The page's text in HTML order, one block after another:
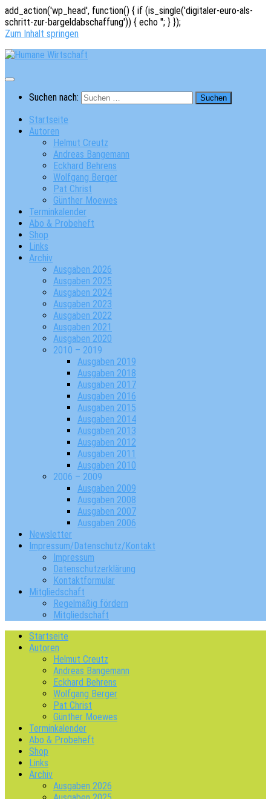
add_action('wp_head', function() { if (is_single('digitaler-euro-als-
schritt-zur-bargeldabschaffung')) { echo ''; } });
Zum Inhalt springen
Suchen nach:
Startseite
Autoren
Helmut Creutz
Andreas Bangemann
Eckhard Behrens
Wolfgang Berger
Pat Christ
Günther Moewes
Terminkalender
Abo & Probeheft
Shop
Links
Archiv
Ausgaben 2026
Ausgaben 2025
Ausgaben 2024
Ausgaben 2023
Ausgaben 2022
Ausgaben 2021
Ausgaben 2020
2010 – 2019
Ausgaben 2019
Ausgaben 2018
Ausgaben 2017
Ausgaben 2016
Ausgaben 2015
Ausgaben 2014
Ausgaben 2013
Ausgaben 2012
Ausgaben 2011
Ausgaben 2010
2006 – 2009
Ausgaben 2009
Ausgaben 2008
Ausgaben 2007
Ausgaben 2006
Newsletter
Impressum/Datenschutz/Kontakt
Impressum
Datenschutzerklärung
Kontaktformular
Mitgliedschaft
Regelmäßig fördern
Mitgliedschaft
Startseite
Autoren
Helmut Creutz
Andreas Bangemann
Eckhard Behrens
Wolfgang Berger
Pat Christ
Günther Moewes
Terminkalender
Abo & Probeheft
Shop
Links
Archiv
Ausgaben 2026